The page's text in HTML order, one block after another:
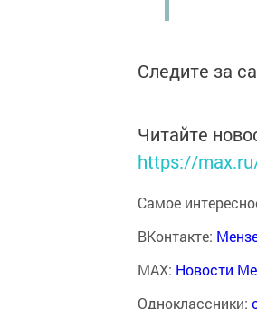
Следите за
Читайте
https://
Самое
ВКонтакте:
MAX: Новости
Одноклассники: